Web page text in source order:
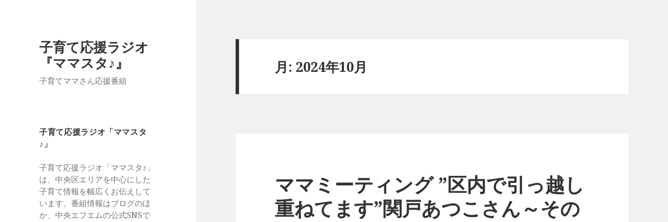
子育て応援ラジオ
『ママスタ♪』
子育てママさん応援番組
子育て応援ラジオ「ママスタ
♪」
子育て応援ラジオ「ママスタ♪」
は、中央区エリアを中心にした
子育て情報を幅広くお伝えして
います。番組情報はブログのほ
か、中央エフエムの公式SNSで
月: 2024年10月
ママミーティング ”区内で引っ越し
重ねてます”関戸あつこさん～その